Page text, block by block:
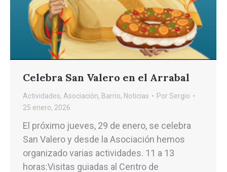
Celebra San Valero en el Arrabal
Actividades, Asociación, Barrio, Noticias PorSergio
25 enero, 2026
El próximo jueves, 29 de enero, se celebra
San Valero y desde la Asociación hemos
organizado varias actividades. 11 a 13
horas:Visitas guiadas al Centro de